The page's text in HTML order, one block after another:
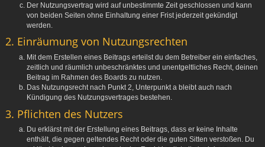
Der Nutzungsvertrag wird auf unbestimmte Zeit geschlossen und kann
von beiden Seiten ohne Einhaltung einer Frist jederzeit gekündigt
werden.
2. Einräumung von Nutzungsrechten
Mit dem Erstellen eines Beitrags erteilst du dem Betreiber ein einfaches,
zeitlich und räumlich unbeschränktes und unentgeltliches Recht, deinen
Beitrag im Rahmen des Boards zu nutzen.
Das Nutzungsrecht nach Punkt 2, Unterpunkt a bleibt auch nach
Kündigung des Nutzungsvertrages bestehen.
3. Pflichten des Nutzers
Du erklärst mit der Erstellung eines Beitrags, dass er keine Inhalte
enthält, die gegen geltendes Recht oder die guten Sitten verstoßen. Du